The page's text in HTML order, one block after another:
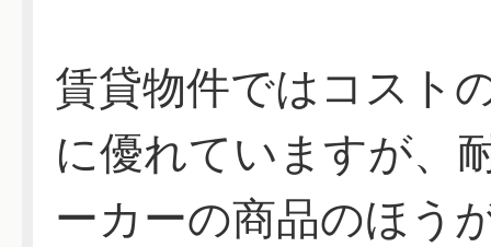
賃貸物件ではコスト
に優れていますが、
ーカーの商品のほう